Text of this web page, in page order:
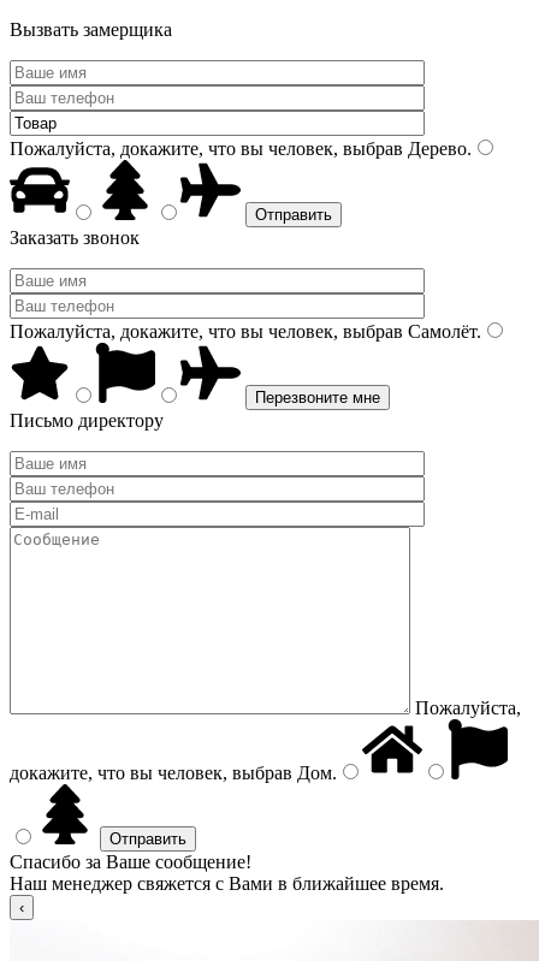
Вызвать замерщика
Пожалуйста, докажите, что вы человек, выбрав Дерево.
Заказать звонок
Пожалуйста, докажите, что вы человек, выбрав Самолёт.
Письмо директору
Пожалуйста,
докажите, что вы человек, выбрав Дом.
Спасибо за Ваше сообщение!
Наш менеджер свяжется с Вами в ближайшее время.